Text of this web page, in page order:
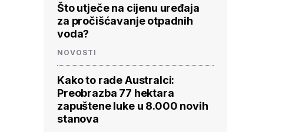
Što utječe na cijenu uređaja
za pročišćavanje otpadnih
voda?
NOVOSTI
Kako to rade Australci:
Preobrazba 77 hektara
zapuštene luke u 8.000 novih
stanova